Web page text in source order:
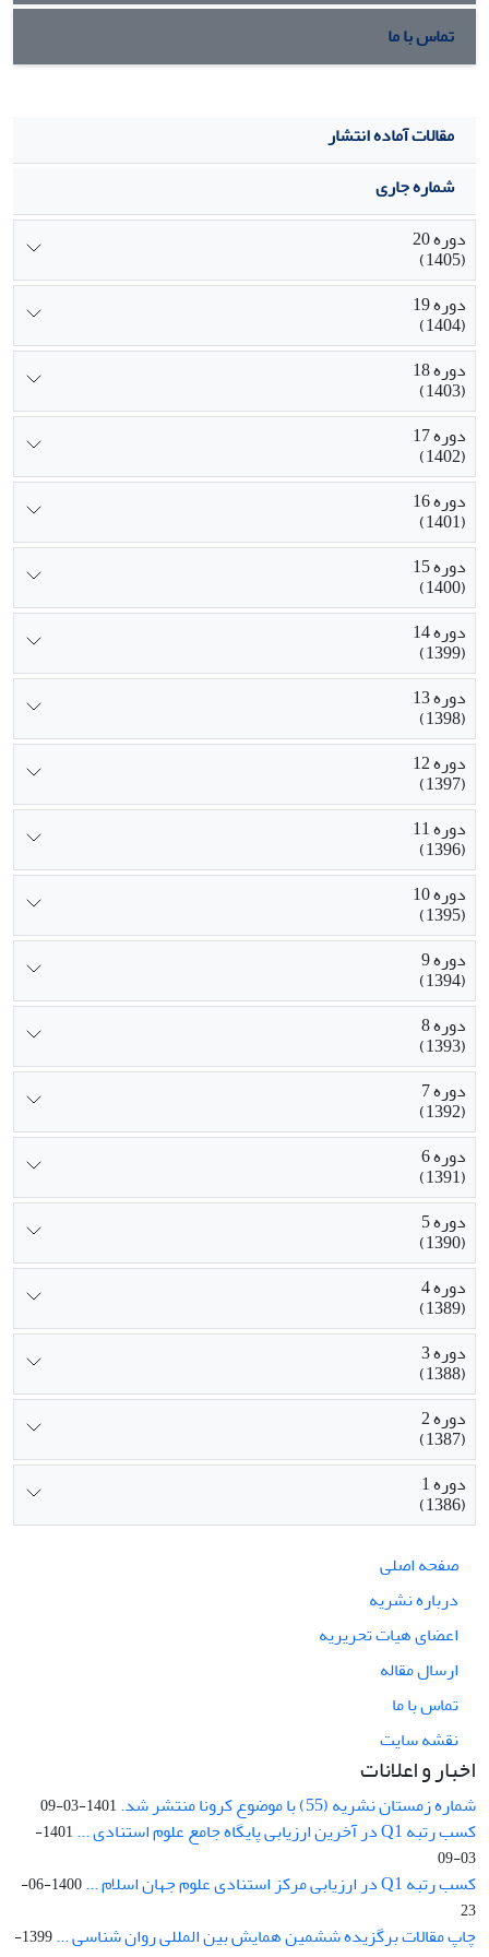
تماس با ما
مقالات آماده انتشار
شماره جاری
دوره 20
(1405)
دوره 19
(1404)
دوره 18
(1403)
دوره 17
(1402)
دوره 16
(1401)
دوره 15
(1400)
دوره 14
(1399)
دوره 13
(1398)
دوره 12
(1397)
دوره 11
(1396)
دوره 10
(1395)
دوره 9
(1394)
دوره 8
(1393)
دوره 7
(1392)
دوره 6
(1391)
دوره 5
(1390)
دوره 4
(1389)
دوره 3
(1388)
دوره 2
(1387)
دوره 1
(1386)
صفحه اصلی
درباره نشریه
اعضای هیات تحریریه
ارسال مقاله
تماس با ما
نقشه سایت
اخبار و اعلانات
شماره زمستان نشریه (55) با موضوع کرونا منتشر شد. 1401-03-09
کسب رتبه Q1 در آخرین ارزیابی پایگاه جامع علوم استنادی ...
1401-
03-09
کسب رتبه Q1 در ارزیابی مرکز استنادی علوم جهان اسلام ...
1400-06-
23
چاپ مقالات برگزیده ششمین همایش بین المللی روان شناسی ...
1399-